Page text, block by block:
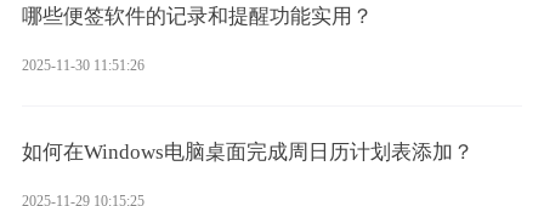
哪些便签软件的记录和提醒功能实用？
2025-11-30 11:51:26
如何在Windows电脑桌面完成周日历计划表添加？
2025-11-29 10:15:25